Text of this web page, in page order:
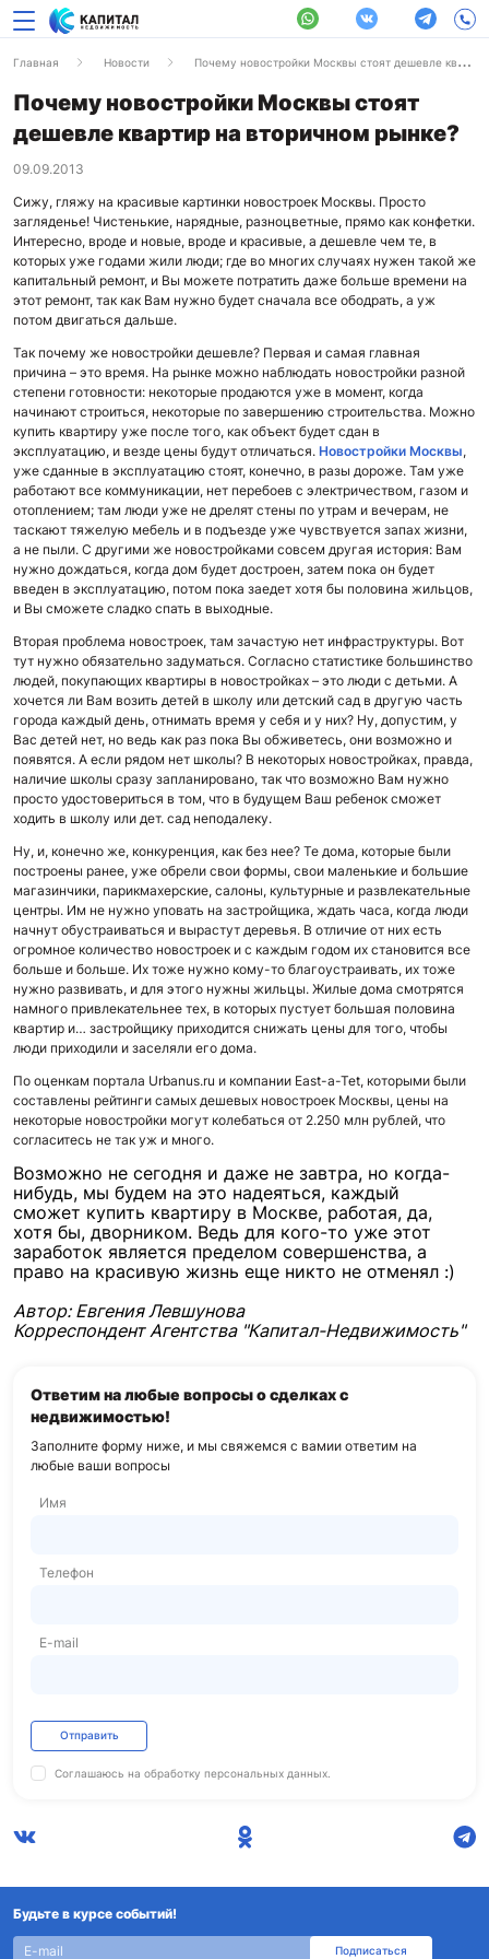
Главная Новости Почему новостройки Москвы стоят дешевле квартир на вторичном рынке?
Почему новостройки Москвы стоят
дешевле квартир на вторичном рынке?
09.09.2013
Сижу, гляжу на красивые картинки новостроек Москвы. Просто
загляденье! Чистенькие, нарядные, разноцветные, прямо как конфетки.
Интересно, вроде и новые, вроде и красивые, а дешевле чем те, в
которых уже годами жили люди; где во многих случаях нужен такой же
капитальный ремонт, и Вы можете потратить даже больше времени на
этот ремонт, так как Вам нужно будет сначала все ободрать, а уж
потом двигаться дальше.
Так почему же новостройки дешевле? Первая и самая главная
причина – это время. На рынке можно наблюдать новостройки разной
степени готовности: некоторые продаются уже в момент, когда
начинают строиться, некоторые по завершению строительства. Можно
купить квартиру уже после того, как объект будет сдан в
эксплуатацию, и везде цены будут отличаться. Новостройки Москвы,
уже сданные в эксплуатацию стоят, конечно, в разы дороже. Там уже
работают все коммуникации, нет перебоев с электричеством, газом и
отоплением; там люди уже не дрелят стены по утрам и вечерам, не
таскают тяжелую мебель и в подъезде уже чувствуется запах жизни,
а не пыли. С другими же новостройками совсем другая история: Вам
нужно дождаться, когда дом будет достроен, затем пока он будет
введен в эксплуатацию, потом пока заедет хотя бы половина жильцов,
и Вы сможете сладко спать в выходные.
Вторая проблема новостроек, там зачастую нет инфраструктуры. Вот
тут нужно обязательно задуматься. Согласно статистике большинство
людей, покупающих квартиры в новостройках – это люди с детьми. А
хочется ли Вам возить детей в школу или детский сад в другую часть
города каждый день, отнимать время у себя и у них? Ну, допустим, у
Вас детей нет, но ведь как раз пока Вы обживетесь, они возможно и
появятся. А если рядом нет школы? В некоторых новостройках, правда,
наличие школы сразу запланировано, так что возможно Вам нужно
просто удостовериться в том, что в будущем Ваш ребенок сможет
ходить в школу или дет. сад неподалеку.
Ну, и, конечно же, конкуренция, как без нее? Те дома, которые были
построены ранее, уже обрели свои формы, свои маленькие и большие
магазинчики, парикмахерские, салоны, культурные и развлекательные
центры. Им не нужно уповать на застройщика, ждать часа, когда люди
начнут обустраиваться и вырастут деревья. В отличие от них есть
огромное количество новостроек и с каждым годом их становится все
больше и больше. Их тоже нужно кому-то благоустраивать, их тоже
нужно развивать, и для этого нужны жильцы. Жилые дома смотрятся
намного привлекательнее тех, в которых пустует большая половина
квартир и… застройщику приходится снижать цены для того, чтобы
люди приходили и заселяли его дома.
По оценкам портала Urbanus.ru и компании East-a-Tet, которыми были
составлены рейтинги самых дешевых новостроек Москвы, цены на
некоторые новостройки могут колебаться от 2.250 млн рублей, что
согласитесь не так уж и много.
Возможно не сегодня и даже не завтра, но когда-
нибудь, мы будем на это надеяться, каждый
сможет купить квартиру в Москве, работая, да,
хотя бы, дворником. Ведь для кого-то уже этот
заработок является пределом совершенства, а
право на красивую жизнь еще никто не отменял :)
Автор: Евгения Левшунова
Корреспондент Агентства "Капитал-Недвижимость"
Ответим на любые вопросы о сделках с
недвижимостью!
Заполните форму ниже, и мы свяжемся с вамии ответим на
любые ваши вопросы
Имя
Телефон
E-mail
Отправить
Соглашаюсь на обработку персональных данных.
Будьте в курсе событий!
Подписаться